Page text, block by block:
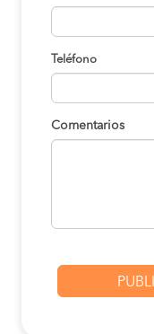
Teléfono
Comentarios